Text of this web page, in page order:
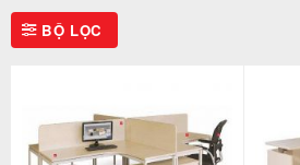
BỘ LỌC